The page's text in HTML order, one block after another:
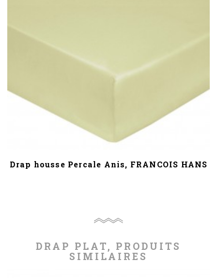
Drap housse Percale Anis, FRANCOIS HANS
DRAP PLAT, PRODUITS
SIMILAIRES